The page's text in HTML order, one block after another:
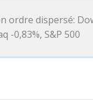
ordre dispersé:
-0,83%, S&P 500